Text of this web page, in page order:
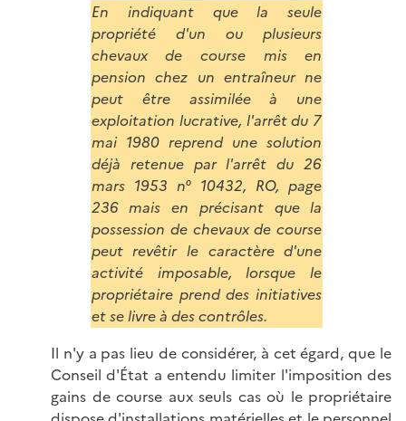
En indiquant que la seule
propriété d'un ou plusieurs
chevaux de course mis en
pension chez un entraîneur ne
peut être assimilée à une
exploitation lucrative, l'arrêt du 7
mai 1980 reprend une solution
déjà retenue par l'arrêt du 26
mars 1953 n° 10432, RO, page
236 mais en précisant que la
possession de chevaux de course
peut revêtir le caractère d'une
activité imposable, lorsque le
propriétaire prend des initiatives
et se livre à des contrôles.
Il n'y a pas lieu de considérer, à cet égard, que le
Conseil d'État a entendu limiter l'imposition des
gains de course aux seuls cas où le propriétaire